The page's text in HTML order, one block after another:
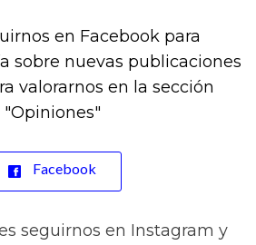
en Facebook para
sobre nuevas publicaciones
valorarnos en la sección
"Opiniones"
Facebook
seguirnos en Instagram y